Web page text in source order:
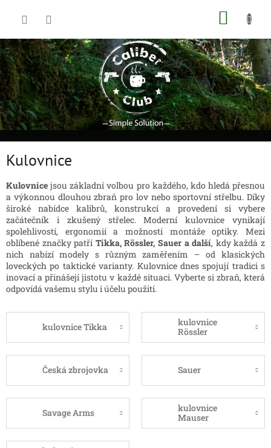
Kulovnice
Kulovnice jsou základní volbou pro každého, kdo hledá přesnou
a výkonnou dlouhou zbraň pro lov nebo sportovní střelbu. Díky
široké nabídce kalibrů, konstrukcí a provedení si vybere
začátečník i zkušený střelec. Moderní kulovnice vynikají
spolehlivostí, ergonomií a možností montáže optiky. Mezi
oblíbené značky patří Tikka, Rössler, Sauer a další, kdy každá z
nich nabízí modely s různým zaměřením – od klasických
loveckých po taktické varianty. Kulovnice dnes spojují tradici s
inovací a přinášejí jistotu v každé situaci. Vyberte si zbraň, která
odpovídá vašemu stylu i účelu použití.
kulovnice Tikka
kulovnice
Rössler
Česká zbrojovka Sauer
Savage Arms
kulovnice
Mauser